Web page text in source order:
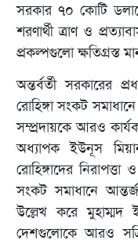
সরকার ৭০ কোটি
শরণার্থী ত্রাণ ও
প্রকল্পগুলো ক্ষতিগ্রস্ত
অন্তর্বর্তী সরকারের
রোহিঙ্গা সংকট
সম্প্রদায়কে আরও
অধ্যাপক ইউনূস
রোহিঙ্গাদের
সংকট সমাধানে
উল্লেখ করে
দেশগুলোকে আরও